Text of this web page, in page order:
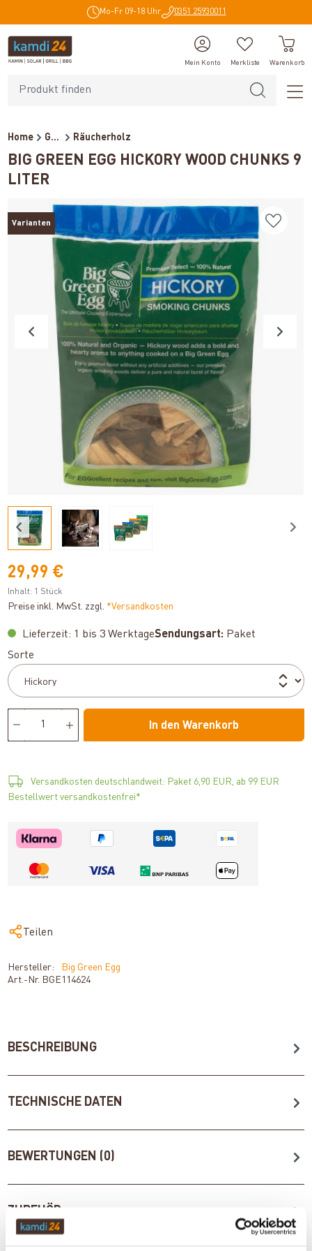
Mo-Fr 09-18 Uhr 0351 25930011
Mein Konto Merkliste Warenkorb
Home Grillzubehör Räucherholz
BIG GREEN EGG HICKORY WOOD CHUNKS 9
LITER
Varianten
29,99 €
Inhalt: 1 Stück
Preise inkl. MwSt. zzgl. *Versandkosten
Lieferzeit: 1 bis 3 WerktageSendungsart: Paket
Sorte
In den Warenkorb
Versandkosten deutschlandweit: Paket 6,90 EUR, ab 99 EUR
Bestellwert versandkostenfrei*
Teilen
Hersteller:
Big Green Egg
Art.-Nr. BGE114624
BESCHREIBUNG
TECHNISCHE DATEN
BEWERTUNGEN (0)
ZUBEHÖR